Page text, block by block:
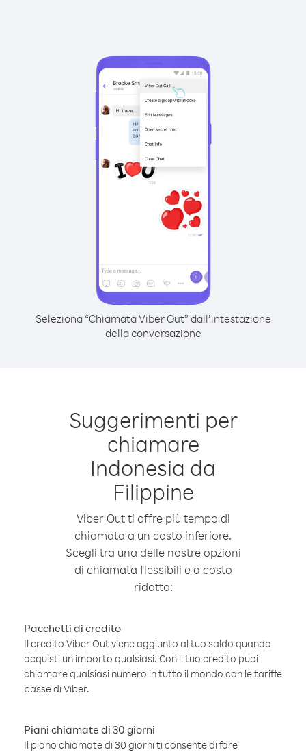
Seleziona “Chiamata Viber Out” dall’intestazione
della conversazione
Suggerimenti per
chiamare
Indonesia da
Filippine
Viber Out ti offre più tempo di
chiamata a un costo inferiore.
Scegli tra una delle nostre opzioni
di chiamata flessibili e a costo
ridotto:
Pacchetti di credito
Il credito Viber Out viene aggiunto al tuo saldo quando
acquisti un importo qualsiasi. Con il tuo credito puoi
chiamare qualsiasi numero in tutto il mondo con le tariffe
basse di Viber.
Piani chiamate di 30 giorni
Il piano chiamate di 30 giorni ti consente di fare